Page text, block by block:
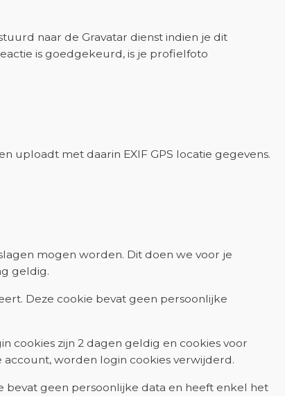
naar de Gravatar dienst indien je dit
is goedgekeurd, is je profielfoto
met daarin EXIF GPS locatie gegevens.
mogen worden. Dit doen we voor je
geldig.
Deze cookie bevat geen persoonlijke
cookies zijn 2 dagen geldig en cookies voor
worden login cookies verwijderd.
geen persoonlijke data en heeft enkel het